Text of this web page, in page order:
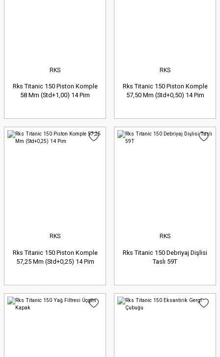
RKS
Rks Titanic 150 Piston Komple
58 Mm (Std+1,00) 14 Pim
RKS
Rks Titanic 150 Piston Komple
57,50 Mm (Std+0,50) 14 Pim
RKS
Rks Titanic 150 Piston Komple
57,25 Mm (Std+0,25) 14 Pim
RKS
Rks Titanic 150 Debriyaj Dişlisi
Taslı 59T